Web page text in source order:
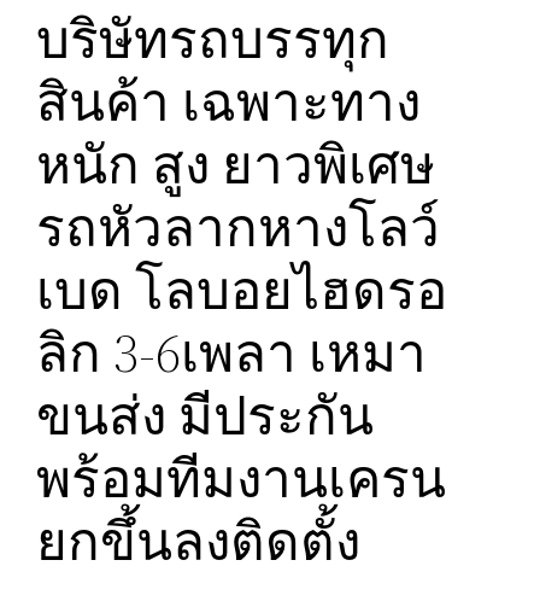
บริษัทรถบรรทุก
สินค้า เฉพาะทาง
หนัก สูง ยาวพิเศษ
รถหัวลากหางโลว์
เบด โลบอยไฮดรอ
ลิก 3-6เพลา เหมา
ขนส่ง มีประกัน
พร้อมทีมงานเครน
ยกขึ้นลงติดตั้ง